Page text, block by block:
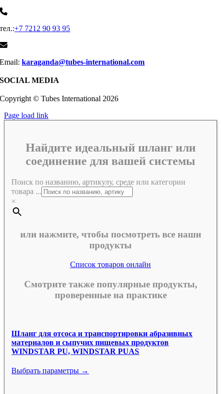
тел.:+7 7212 90 93 95
Email:karaganda@tubes-international.com
SOCIAL MEDIA
Copyright © Tubes International 2026
Page load link
Найдите идеальный шланг или
соединение для вашей системы
Поиск по названию, артикулу, среде или категории
товара ...
×
или нажмите, чтобы посмотреть все наши
продукты
Список товаров онлайн
Смотрите также популярные продукты,
проверенные на практике
Шланг для отсоса и транспортировки абразивных
материалов и сыпучих пищевых продуктов
WINDSTAR PU, WINDSTAR PUAS
Выбрать параметры →